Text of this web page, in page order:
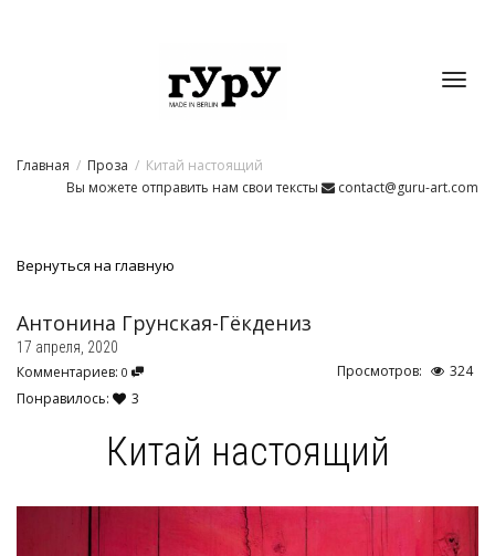
Главная Проза
Китай настоящий
Вы можете отправить нам свои тексты
contact@guru-art.com
Вернуться на главную
Антонина Грунская-Гёкдениз
17 апреля, 2020
Комментариев: 0 Просмотров:
324
Понравилось:
3
Китай настоящий